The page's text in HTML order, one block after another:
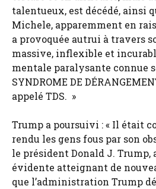
talentueux, est décédé, ainsi
Michele, apparemment en
a provoquée autrui à travers
massive, inflexible et
mentale paralysante connue
SYNDROME DE
appelé TDS. »
Trump a poursuivi : « Il était
rendu les gens fous par son
le président Donald J. Trump,
évidente atteignant de
que l’administration Trump